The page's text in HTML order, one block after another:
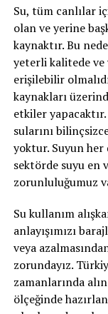
Su, tüm canlılar
olan ve yerine
kaynaktır. Bu
yeterli kalitede
erişilebilir
kaynakları
etkiler
sularını
yoktur. Suyun
sektörde suyu en
zorunluluğumuz
Su kullanım
anlayışımızı
veya
zorundayız.
zamanlarında
ölçeğinde